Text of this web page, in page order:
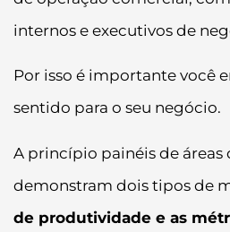
internos e executivos de
Por isso é importante você
sentido para o seu negócio.
A princípio painéis de áreas
demonstram dois tipos de
de produtividade e as